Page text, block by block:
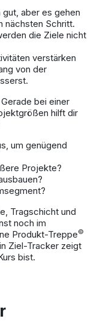
aber es gehen
nächsten Schritt.
die Ziele nicht
verstärken
von der
Gerade bei einer
hilft dir
um genügend
Projekte?
Tragschicht und
noch im
Produkt-Treppe©
Ziel-Tracker zeigt
bist.